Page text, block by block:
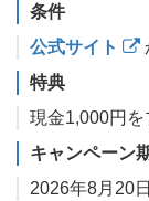
条件
公式サイト
特典
現金1,000円を
キャンペーン
2026年8月20